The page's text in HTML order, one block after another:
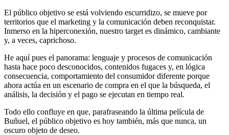
El público objetivo se está volviendo escurridizo, se mueve por
territorios que el marketing y la comunicación deben reconquistar.
Inmerso en la hiperconexión, nuestro target es dinámico, cambiante
y, a veces, caprichoso.
He aquí pues el panorama: lenguaje y procesos de comunicación
hasta hace poco desconocidos, contenidos fugaces y, en lógica
consecuencia, comportamiento del consumidor diferente porque
ahora actúa en un escenario de compra en el que la búsqueda, el
análisis, la decisión y el pago se ejecutan en tiempo real.
Todo ello confluye en que, parafraseando la última película de
Buñuel, el público objetivo es hoy también, más que nunca, un
oscuro objeto de deseo.